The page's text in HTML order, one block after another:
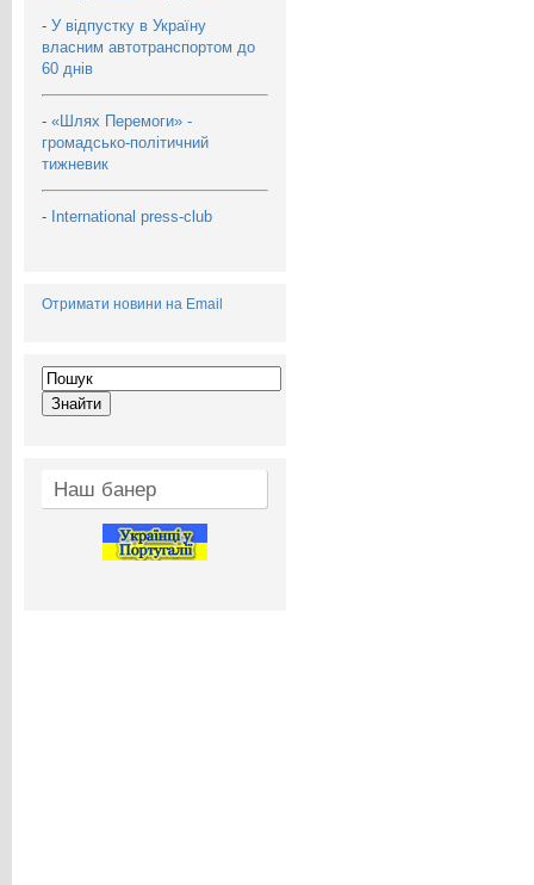
- У відпустку в Україну
власним автотранспортом до
60 днів
- «Шлях Перемоги» -
громадсько-політичний
тижневик
- International press-club
Отримати новини на Email
Наш банер